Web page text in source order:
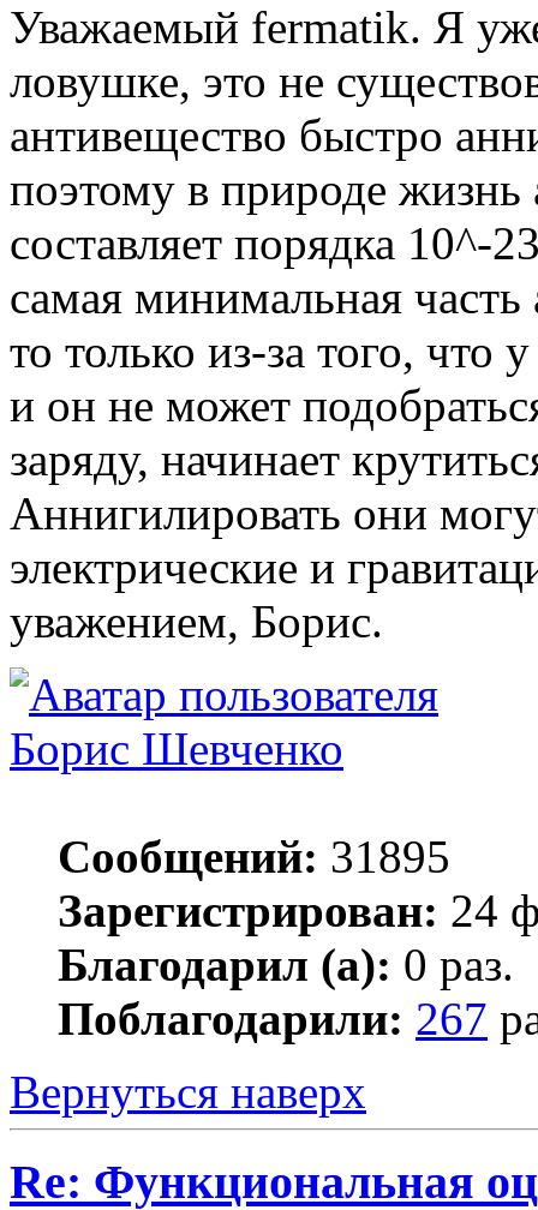
Уважаемый fermatik. Я
ловушке, это не
антивещество быстро
поэтому в природе жизнь
составляет порядка 10^-
самая минимальная часть
то только из-за того, что
и он не может
заряду, начинает
Аннигилировать они
электрические и
уважением, Борис.
Борис Шевченко
Сообщений: 31895
Зарегистрирован: 24
Благодарил (а): 0 раз.
Поблагодарили: 267
Вернуться наверх
Re: Функциональная